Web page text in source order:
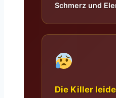
Schmerz und
Die Killer